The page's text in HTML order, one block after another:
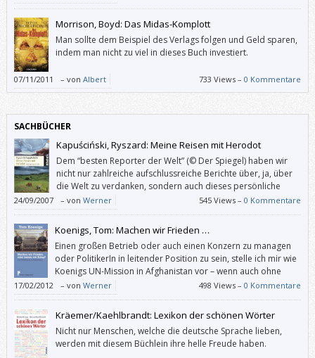
Morrison, Boyd: Das Midas-Komplott
Man sollte dem Beispiel des Verlags folgen und Geld sparen,
indem man nicht zu viel in dieses Buch investiert.
07/11/2011 – von Albert 733 Views –0 Kommentare
SACHBÜCHER
Kapuściński, Ryszard: Meine Reisen mit Herodot
Dem “besten Reporter der Welt” (© Der Spiegel) haben wir
nicht nur zahlreiche aufschlussreiche Berichte über, ja, über
die Welt zu verdanken, sondern auch dieses persönliche
Buch.
24/09/2007 – von Werner 545 Views –0 Kommentare
Koenigs, Tom: Machen wir Frieden …
Einen großen Betrieb oder auch einen Konzern zu managen
oder PolitikerIn in leitender Position zu sein, stelle ich mir wie
Koenigs UN-Mission in Afghanistan vor – wenn auch ohne
Selbstmordattentäter.
17/02/2012 – von Werner 498 Views –0 Kommentare
Kräemer/Kaehlbrandt: Lexikon der schönen Wörter
Nicht nur Menschen, welche die deutsche Sprache lieben,
werden mit diesem Büchlein ihre helle Freude haben.